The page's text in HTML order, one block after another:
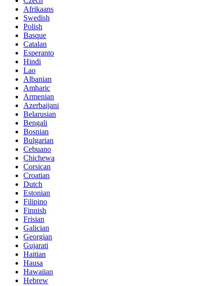
Afrikaans
Swedish
Polish
Basque
Catalan
Esperanto
Hindi
Lao
Albanian
Amharic
Armenian
Azerbaijani
Belarusian
Bengali
Bosnian
Bulgarian
Cebuano
Chichewa
Corsican
Croatian
Dutch
Estonian
Filipino
Finnish
Frisian
Galician
Georgian
Gujarati
Haitian
Hausa
Hawaiian
Hebrew